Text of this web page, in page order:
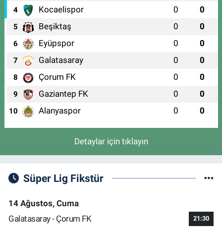
4 Kocaelispor 0 0
5 Beşiktaş 0 0
6 Eyüpspor 0 0
7 Galatasaray 0 0
8 Çorum FK 0 0
9 Gaziantep FK 0 0
10 Alanyaspor 0 0
Detaylar için tıklayın
Süper Lig Fikstür
14 Ağustos, Cuma
Galatasaray - Çorum FK
21:30